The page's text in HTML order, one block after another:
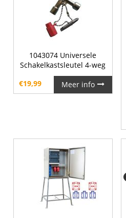
1043074 Universele
Schakelkastsleutel 4-weg
€19,99 Meer info